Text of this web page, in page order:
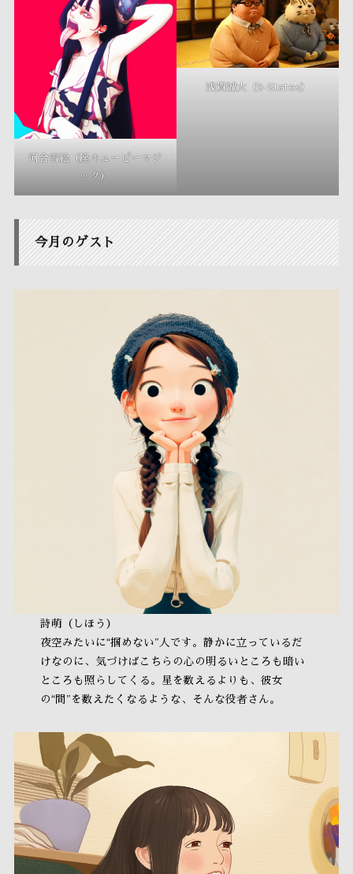
河合雪絵（座キューピーマジ
ック）
浅賀誠大（9-States）
今月のゲスト
詩萌（しほう）
夜空みたいに“掴めない”人です。静かに立っているだ
けなのに、気づけばこちらの心の明るいところも暗い
ところも照らしてくる。星を数えるよりも、彼女
の“間”を数えたくなるような、そんな役者さん。